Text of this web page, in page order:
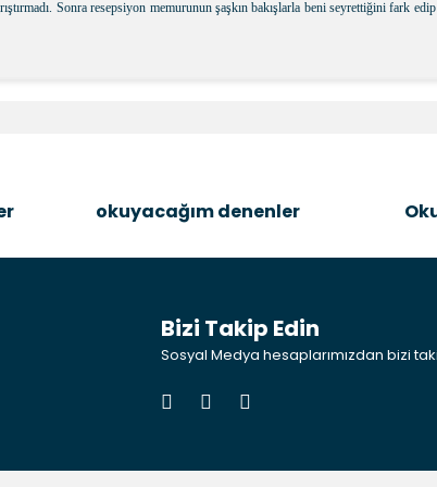
Sonra resepsiyon memurunun şaşkın bakışlarla beni seyrettiğini fark
okuyacağım denenler
Bizi Takip Edin
Sosyal Medya hesaplarımızdan bizi